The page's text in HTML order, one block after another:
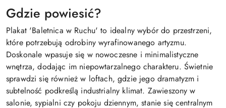
Gdzie powiesić?
Plakat 'Baletnica w Ruchu' to idealny wybór do przestrzeni,
które potrzebują odrobiny wyrafinowanego artyzmu.
Doskonale wpasuje się w nowoczesne i minimalistyczne
wnętrza, dodając im niepowtarzalnego charakteru. Świetnie
sprawdzi się również w loftach, gdzie jego dramatyzm i
subtelność podkreślą industrialny klimat. Zawieszony w
salonie, sypialni czy pokoju dziennym, stanie się centralnym